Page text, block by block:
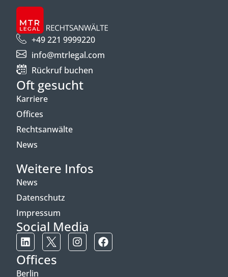
+49 221 9999220
info@mtrlegal.com
Rückruf buchen
Oft gesucht
Karriere
Offices
Rechtsanwälte
News
Weitere Infos
News
Datenschutz
Impressum
Social Media
Offices
Berlin